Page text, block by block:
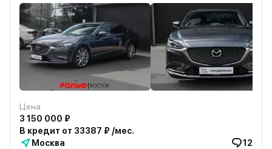
Цена
3 150 000 ₽
В кредит от 33387 ₽ /мес.
Москва
12